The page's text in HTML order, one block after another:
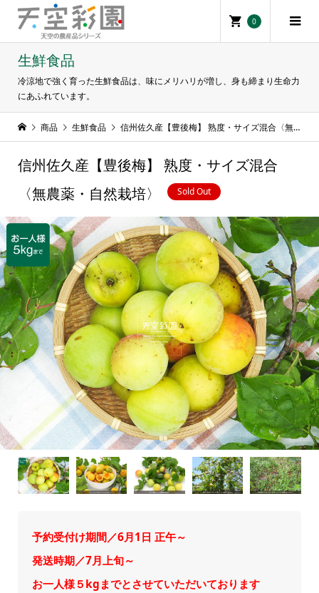
0
生鮮食品
冷涼地で強く育った生鮮食品は、味にメリハリが増し、身も締まり生命力
にあふれています。
商品 生鮮食品 信州佐久産【豊後梅】 熟度・サイズ混合〈無農薬・自然栽培〉
信州佐久産【豊後梅】 熟度・サイズ混合
〈無農薬・自然栽培〉
Sold Out
予約受付け期間／6月1日 正午～
発送時期／7月上旬～
お一人様５kgまでとさせていただいております